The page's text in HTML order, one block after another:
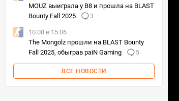
MOUZ выиграла у B8 и прошла на BLAST
Bounty Fall 2025
3
10.08 в 15:06
The Mongolz прошли на BLAST Bounty
Fall 2025, обыграв paiN Gaming
5
ВСЕ НОВОСТИ